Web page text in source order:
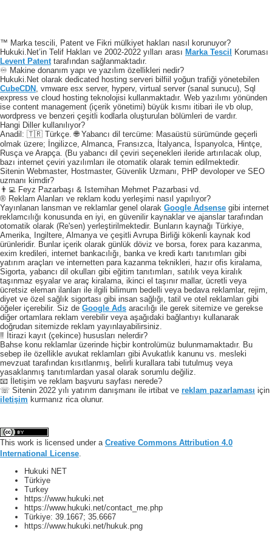
™ Marka tescili, Patent ve Fikri mülkiyet hakları nasıl korunuyor?
Hukuki.Net’in Telif Hakları ve 2002-2022 yılları arası Marka Tescil
Koruması
Levent Patenttarafından sağlanmaktadır.
♾️ Makine donanım yapı ve yazılım özellikleri nedir?
Hukuki.Net olarak dedicated hosting serveri bilfiil yoğun trafiği yönetebilen
CubeCDN , vmware esx server, hyperv, virtual server (sanal sunucu), Sql
express ve cloud hosting teknolojisi kullanmaktadır. Web yazılımı yönünden
ise content management (içerik yönetimi) büyük kısmı itibari ile vb olup,
wordpress ve benzeri çeşitli kodlarla oluşturulan bölümleri de vardır.
Hangi Diller kullanılıyor?
Anadil: 🇹🇷 Türkçe. 🌐 Yabancı dil tercüme: Masaüstü sürümünde geçerli
olmak üzere; İngilizce, Almanca, Fransızca, İtalyanca, İspanyolca, Hintçe,
Rusça ve Arapça. (Bu yabancı dil çeviri seçenekleri ileride artırılacak olup,
bazı internet çeviri yazılımları ile otomatik olarak temin edilmektedir.
Sitenin Webmaster, Hostmaster, Güvenlik Uzmanı, PHP devoloper ve SEO
uzmanı kimdir?
👨‍💻 Feyz Pazarbaşı & Istemihan Mehmet Pazarbasi vd.
® Reklam Alanları ve reklam kodu yerleşimi nasıl yapılıyor?
Yayınlanan lansman ve reklamlar genel olarak Google Adsense gibi internet
reklamcılığı konusunda en iyi, en güvenilir kaynaklar ve ajanslar tarafından
otomatik olarak (Re'sen) yerleştirilmektedir. Bunların kaynağı Türkiye,
Amerika, Ingiltere, Almanya ve çeşitli Avrupa Birliği kökenli kaynak kod
ürünleridir. Bunlar içerik olarak günlük döviz ve borsa, forex para kazanma,
exim kredileri, internet bankacılığı, banka ve kredi kartı tanıtımları gibi
yatırım araçları ve internetten para kazanma teknikleri, hazır ofis kiralama,
Sigorta, yabancı dil okulları gibi eğitim tanıtımları, satılık veya kiralık
taşınmaz eşyalar ve araç kiralama, ikinci el taşınır mallar, ücretli veya
ücretsiz eleman ilanları ile ilgili bilimum bedelli veya bedava reklamlar, rejim,
diyet ve özel sağlık sigortası gibi insan sağlığı, tatil ve otel reklamları gibi
öğeler içerebilir. Siz de Google Ads aracılığı ile gerek sitemize ve gerekse
diğer ortamlara reklam verebilir veya aşağıdaki bağlantıyı kullanarak
doğrudan sitemizde reklam yayınlayabilirsiniz.
‼️ İtirazi kayıt (çekince) hususları nelerdir?
Bahse konu reklamlar üzerinde hiçbir kontrolümüz bulunmamaktadır. Bu
sebep ile özellikle avukat reklamları gibi Avukatlık kanunu vs. mesleki
mevzuat tarafından kısıtlanmış, belirli kurallara tabi tutulmuş veya
yasaklanmış tanıtımlardan yasal olarak sorumlu değiliz.
📧 İletişim ve reklam başvuru sayfası nerede?
☏ Sitenin 2022 yılı yatırım danışmanı ile irtibat ve reklam pazarlaması için
iletişim kurmanız rica olunur.
This work is licensed under a Creative Commons Attribution 4.0
International License.
Hukuki NET
Türkiye
Turkey
https://www.hukuki.net
https://www.hukuki.net/contact_me.php
Türkiye: 39.1667; 35.6667
https://www.hukuki.net/hukuk.png